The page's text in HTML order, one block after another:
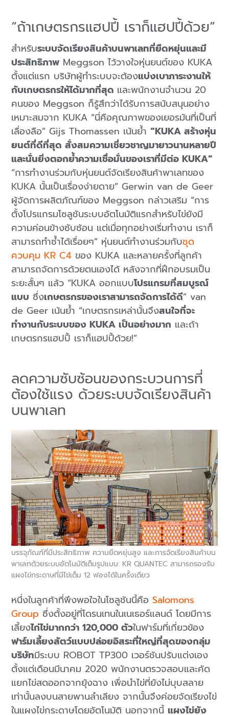
“ถ้าเกษตรกรแฮปปี้ เราก็แฮปปี้ด้วย”
สำหรับระบบจัดเรียงสินค้าบนพาเลทที่ยืดหยุ่นและมี
ประสิทธิภาพ Meggson ไว้วางใจหุ่นยนต์ของ KUKA
ตั้งแต่แรก บริษัทผู้ทำระบบจะต้องแบ่งเบาภาระงานให้
กับเกษตรกรให้ได้มากที่สุด และพนักงานจำนวน 20
คนของ Meggson ก็รู้สึกว่าได้รับการสนับสนุนอย่าง
เหมาะสมจาก KUKA “นี่คือคุณภาพของเยอรมันที่เป็นที่
เลื่องลือ” Gijs Thomassen เน้นย้ำ“KUKA สร้างหุ่น
ยนต์ที่ดีที่สุด สั่งสมความเชี่ยวชาญมายาวนานหลายปี
และนั่นยิ่งตอกย้ำความเชื่อมั่นของเราที่มีต่อ KUKA”
“การทำงานร่วมกับหุ่นยนต์จัดเรียงสินค้าพาเลทของ
KUKA นั้นเป็นเรื่องง่ายดาย” Gerwin van de Geer
ผู้จัดการผลิตภัณฑ์ของ Meggson กล่าวเสริม “การ
ตั้งโปรแกรมโซลูชันระบบอัตโนมัติแรกสำหรับไข่ยังมี
ความค่อนข้างซับซ้อน แต่เมื่อทุกอย่างเริ่มทำงาน เราก็
สามารถทำซ้ำได้เรื่อยๆ” หุ่นยนต์ทำงานร่วมกับชุด
ควบคุม KR C4 ของ KUKA และหลายครั้งที่ลูกค้า
สามารถจัดการด้วยตนเองได้ หลังจากที่ฝึกอบรมเป็น
ระยะสั้นๆ แล้ว “KUKA ออกแบบโปรแกรมที่สมบูรณ์
แบบ ซึ่งเกษตรกรของเราสามารถจัดการได้ดี” van
de Geer เน้นย้ำ “เกษตรกรเหล่านั้นจึงสนใจที่จะ
ทำงานกับระบบของ KUKA เป็นอย่างมาก และถ้า
เกษตรกรแฮปปี้ เราก็แฮปปี้ด้วย!”
ลดความซับซ้อนของกระบวนการที่
ต้องใช้แรง ด้วยระบบจัดเรียงสินค้า
บนพาเลท
หนึ่งในลูกค้าที่พึงพอใจในโซลูชันนี้คือSalomons
Group ซึ่งตั้งอยู่ที่โดรนเทนในเนเธอร์แลนด์ โดยมีการ
เลี้ยงไก่ไข่มากกว่า 120,000 ตัวในฟาร์มที่เกี่ยวข้อง
ฟาร์มเลี้ยงสัตว์แบบปล่อยอิสระที่ใหญ่ที่สุดของกลุ่ม
บริษัทมีระบบ ROBOT TP300 เวอร์ชันปรับแต่งเอง
ตั้งแต่เดือนมีนาคม 2020 พนักงานตรวจสอบและคัด
แยกไข่สดออกจากยุ้งฉาง เพื่อนำไข่ที่ยังไม่บุบสลาย
เท่านั้นลงบนสายพานลำเลียง จากนั้นจึงค่อยจัดเรียงไข่
ในแผงไข่กระดาษโดยอัตโนมัติ นอกจากนี้แผงไข่ยัง
บรรจุภัณฑ์ที่มีประสิทธิภาพ ความยืดหยุ่นสูง และการจัดเรียงสินค้าบน
พาเลทด้วยระบบอัตโนมัติเต็มรูปแบบ: KR QUANTEC สามารถรองรับ
แผงไข่กระดาษที่มีไข่เต็ม 12 ฟองได้ในครั้งเดียว